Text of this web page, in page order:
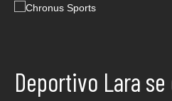
Deportivo Lara